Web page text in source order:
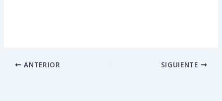
ANTERIOR SIGUIENTE